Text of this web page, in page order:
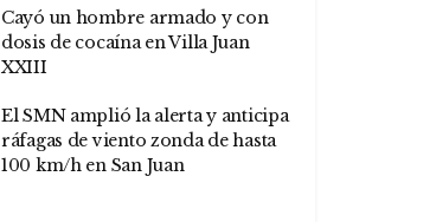
Cayó un hombre armado y con
dosis de cocaína en Villa Juan
XXIII
El SMN amplió la alerta y anticipa
ráfagas de viento zonda de hasta
100 km/h en San Juan